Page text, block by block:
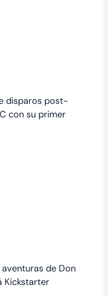
disparos post-
con su primer
aventuras de Don
Kickstarter